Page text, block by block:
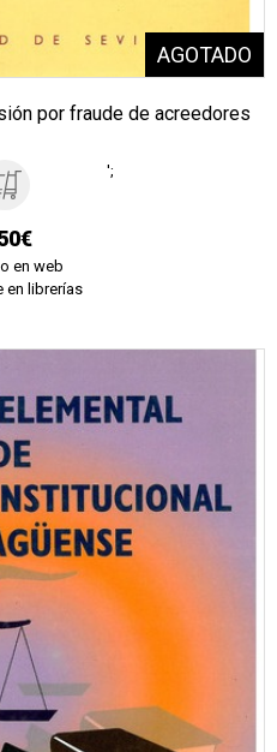
por fraude de acreedores
en web
en librerías
';